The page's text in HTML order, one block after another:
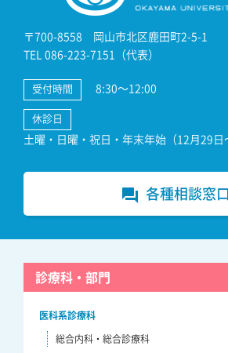
〒700-8558 岡山市北区鹿田町2-5-1
TEL 086-223-7151（代表）
受付時間 8:30～12:00
休診日
土曜・日曜・祝日・年末年始（12月29日
forum 各種相談窓口
診療科・部門
医科系診療科
総合内科・総合診療科